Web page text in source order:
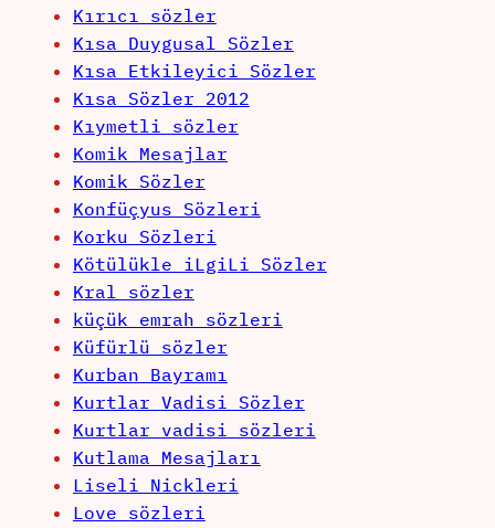
Kırıcı sözler
Kısa Duygusal Sözler
Kısa Etkileyici Sözler
Kısa Sözler 2012
Kıymetli sözler
Komik Mesajlar
Komik Sözler
Konfüçyus Sözleri
Korku Sözleri
Kötülükle iLgiLi Sözler
Kral sözler
küçük emrah sözleri
Küfürlü sözler
Kurban Bayramı
Kurtlar Vadisi Sözler
Kurtlar vadisi sözleri
Kutlama Mesajları
Liseli Nickleri
Love sözleri